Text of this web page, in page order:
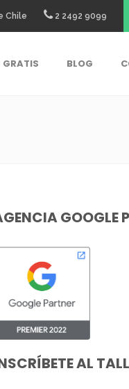
Chile 2 2492 9099
GRATIS BLOG
GOOGLE
AL